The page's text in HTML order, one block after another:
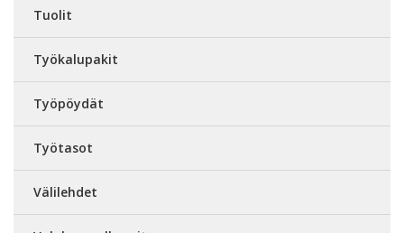
Tuolit
Työkalupakit
Työpöydät
Työtasot
Välilehdet